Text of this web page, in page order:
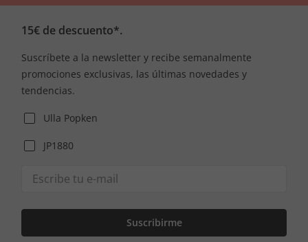
15€ de descuento*.
Suscríbete a la newsletter y recibe semanalmente
promociones exclusivas, las últimas novedades y
tendencias.
Ulla Popken
JP1880
Suscribirme